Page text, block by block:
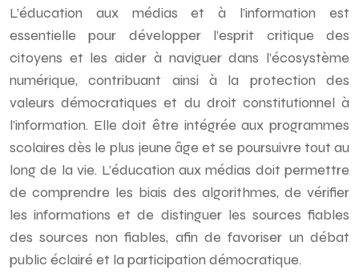
L’éducation aux médias et à l’information est
essentielle pour développer l’esprit critique des
citoyens et les aider à naviguer dans l’écosystème
numérique, contribuant ainsi à la protection des
valeurs démocratiques et du droit constitutionnel à
l’information. Elle doit être intégrée aux programmes
scolaires dès le plus jeune âge et se poursuivre tout au
long de la vie. L’éducation aux médias doit permettre
de comprendre les biais des algorithmes, de vérifier
les informations et de distinguer les sources fiables
des sources non fiables, afin de favoriser un débat
public éclairé et la participation démocratique.